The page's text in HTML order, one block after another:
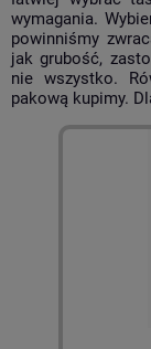
wymagania.
powinniśmy
jak grubość,
nie wszystko.
pakową kupimy.